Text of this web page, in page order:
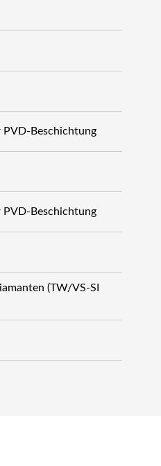
PVD-Beschichtung
PVD-Beschichtung
(TW/VS-SI